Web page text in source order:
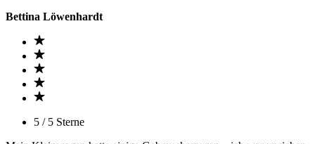
Bettina Löwenhardt
5 / 5 Sterne